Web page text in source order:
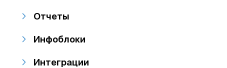
Отчеты
Инфоблоки
Интеграции